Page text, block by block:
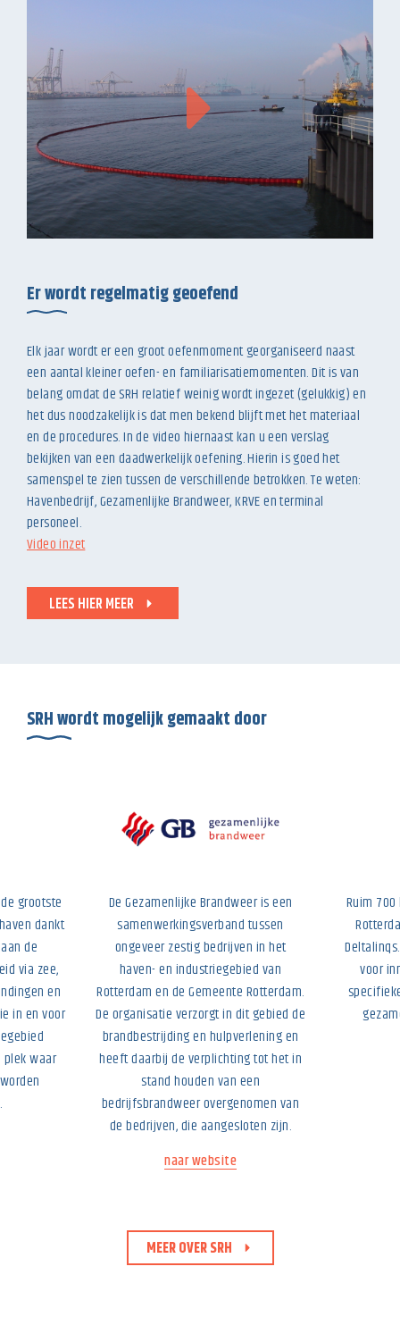
Er wordt regelmatig geoefend
Elk jaar wordt er een groot oefenmoment georganiseerd naast
een aantal kleiner oefen- en familiarisatiemomenten. Dit is van
belang omdat de SRH relatief weinig wordt ingezet (gelukkig) en
het dus noodzakelijk is dat men bekend blijft met het materiaal
en de procedures. In de video hiernaast kan u een verslag
bekijken van een daadwerkelijk oefening. Hierin is goed het
samenspel te zien tussen de verschillende betrokken. Te weten:
Havenbedrijf, Gezamenlijke Brandweer, KRVE en terminal
personeel.
Video inzet
LEES HIER MEER
SRH wordt mogelijk gemaakt door
grootste
dankt
de
via zee,
en
in en voor
plek waar
De Gezamenlijke Brandweer is een
samenwerkingsverband tussen
ongeveer zestig bedrijven in het
haven- en industriegebied van
Rotterdam en de Gemeente Rotterdam.
De organisatie verzorgt in dit gebied de
brandbestrijding en hulpverlening en
heeft daarbij de verplichting tot het in
stand houden van een
bedrijfsbrandweer overgenomen van
de bedrijven, die aangesloten zijn.
naar website
Ruim
voor
MEER OVER SRH